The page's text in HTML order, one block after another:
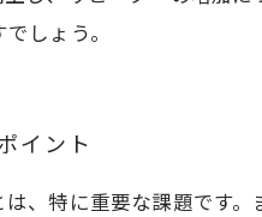
しょう。
イント
、特に重要な課題です